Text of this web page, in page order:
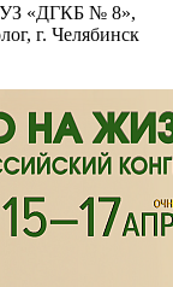
«ДГКБ № 8»,
г. Челябинск